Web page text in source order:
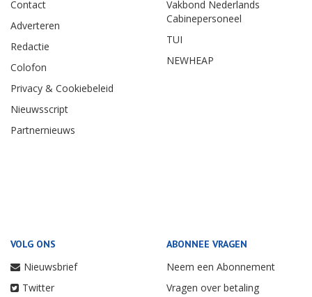
Contact
Adverteren
Redactie
Colofon
Privacy & Cookiebeleid
Nieuwsscript
Partnernieuws
Vakbond Nederlands
Cabinepersoneel
TUI
NEWHEAP
VOLG ONS
Nieuwsbrief
Twitter
ABONNEE VRAGEN
Neem een Abonnement
Vragen over betaling